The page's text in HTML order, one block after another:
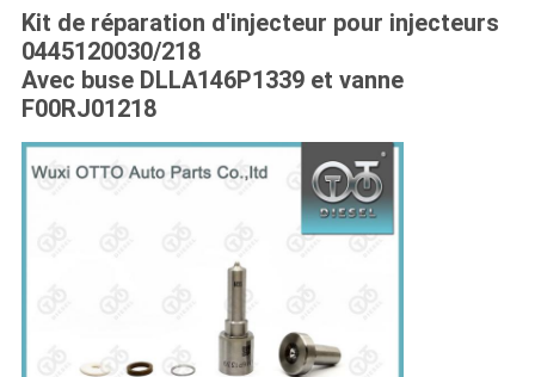
Kit de réparation d'injecteur pour injecteurs
0445120030/218
Avec buse DLLA146P1339 et vanne
F00RJ01218